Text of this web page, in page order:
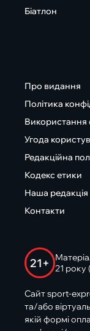
Біатлон
Про видання
Політика
Використання
Угода
Редакційна
Кодекс етики
Наша редакція
Контакти
21+
21 року
Сайт sport-
та/або
якій формі